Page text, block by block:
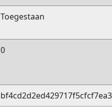
Toegestaan
0